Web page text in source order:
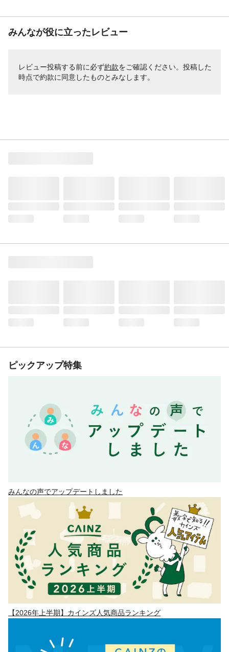
みんなが役に立ったレビュー
レビュー投稿する前に必ず約款をご確認ください。投稿した
時点で約款に同意したものとみなします。
ピックアップ特集
みんなの声でアップデートしました
【2026年上半期】カインズ人気商品ランキング